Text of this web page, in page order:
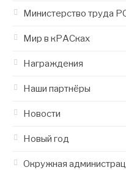
Министерство труда
Мир в кРАСках
Награждения
Наши партнёры
Новости
Новый год
Окружная